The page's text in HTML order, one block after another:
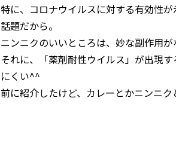
特に、コロナウイルスに対する有効性
話題だから。
ニンニクのいいところは、妙な副作用
それに、「薬剤耐性ウイルス」が出現
にくい^^
前に紹介したけど、カレーとかニンニ